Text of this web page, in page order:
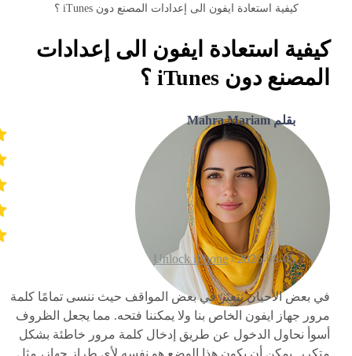
كيفية استعادة ايفون الى إعدادات المصنع دون iTunes ؟
كيفية استعادة ايفون الى إعدادات
المصنع دون iTunes ؟
بقلم Mahra Mariam
2026-08-05 /
Unlock iPhone
في بعض الأحيان نتعثر في بعض المواقف حيث ننسى تمامًا كلمة
مرور جهاز ايفون الخاص بنا ولا يمكننا فتحه. مما يجعل الظروف
أسوأ نحاول الدخول عن طريق إدخال كلمة مرور خاطئة بشكل
متكرر. يمكن أن يكون هذا الوضع هو نفسه لأي طراز جهاز، مثل